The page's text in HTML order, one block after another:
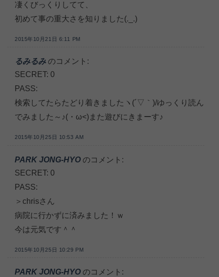
凄くびっくりしてて、
初めて事の重大さを知りました(._.)
2015年10月21日 6:11 PM
るみるみ のコメント:
SECRET: 0
PASS:
検索してたらたどり着きましたヽ(´▽｀)/ゆっくり読ん
でみました～♪(・ω<)また遊びにきまーす♪
2015年10月25日 10:53 AM
PARK JONG-HYO のコメント:
SECRET: 0
PASS:
＞chrisさん
病院に行かずに済みました！ｗ
今は元気です＾＾
2015年10月25日 10:29 PM
PARK JONG-HYO のコメント: